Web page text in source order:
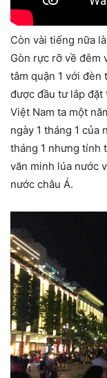
Còn vài tiếng nữa
Gòn rực rỡ về đêm
tâm quận 1 với
được đầu tư lắp
Việt Nam ta một
ngày 1 tháng 1 của
tháng 1 nhưng tính
văn minh lúa nước
nước châu Á.